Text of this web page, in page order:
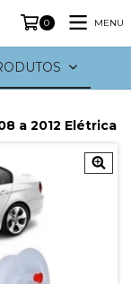
0 MENU
a 2012 Elétrica